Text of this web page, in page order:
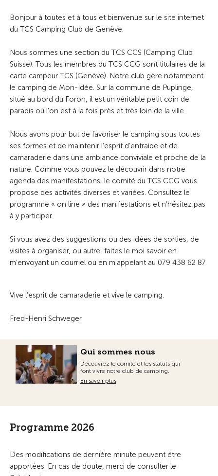
Bonjour à toutes et à tous et bienvenue sur le site internet
du TCS Camping Club de Genève.
Nous sommes une section du TCS CCS (Camping Club
Suisse). Tous les membres du TCS CCG sont titulaires de la
carte campeur TCS (Genève). Notre club gère notamment
le camping de Mon-Idée. Sur la commune de Puplinge,
situé au bord du Foron, il est un véritable petit coin de
paradis où l'on est à la fois près et très loin de la ville.
Nous avons pour but de favoriser le camping sous toutes
ses formes et de maintenir l’esprit d’entraide et de
camaraderie dans une ambiance conviviale et proche de la
nature. Comme vous pouvez le découvrir dans notre
agenda des manifestations, le comité du TCS CCG vous
propose des activités diverses et variées. Consultez le
programme « on line » des manifestations et n’hésitez pas
à y participer.
Si vous avez des suggestions ou des idées de sorties, de
visites à organiser, ou autre, faites le moi savoir en
m'envoyant un courriel ou en m'appelant au 079 438 62 87.
Vive l’esprit de camaraderie et vive le camping.
Fred-Henri Schweger
Qui sommes nous
Découvrez le comité et les statuts qui
font vivre notre club de camping.
En savoir plus
Programme 2026
Des modifications de dernière minute peuvent être
apportées. En cas de doute, merci de consulter le